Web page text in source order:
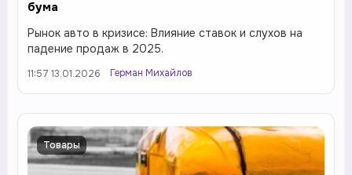
бума
Рынок авто в кризисе: Влияние ставок и слухов на
падение продаж в 2025.
11:57 13.01.2026 Герман Михайлов
Товары